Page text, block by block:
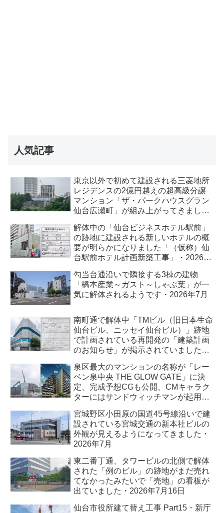
人気記事
東京以外で初めて建設される三菱地所
レジデンスの2億円越えの超高級分譲
マンション「ザ・パークハウスグラン
仙台広瀬町」が組み上がってきまし
解体中の「仙台ビジネスホテル駅前」
の跡地に建設される新しいホテルの概
要が明らかになりました「（仮称）仙
台駅前ホテル計画新築工事」・2026年
勾当台通沿いで隣接する3棟の建物
「橋本産業～ガスト～しゃぶ葉」が一
気に解体されるようです・2026年7月
南町通で解体中「TMビル（旧日本生命
仙台ビル、ニッセイ仙台ビル）」跡地
で計画されている再開発の「建築計画
のお知らせ」が掲示されていました・
泉区最大のマンションの名称が「レー
ベン泉中央 THE GLOW GATE」に決
定、完成予想CGも公開、CMキャラク
ターにはサンドウィッチマンが起用さ
宮城野区小田原の国道45号線沿いで建
設されている宮城交通の新本社ビルの
外観が見えるようになってきました・
2026年7月
東二番丁通、タワービルの北側で解体
された「例のビル」の跡地がまだ売れ
てなかったみたいで「売地」の看板が
出ていました・2026年7月16日
仙台市役所建て替え工事 Part15・新庁